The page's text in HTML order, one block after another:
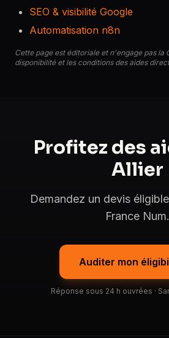
SEO & visibilité Google
Automatisation n8n
Cette page est éditoriale et n'engage pas la
disponibilité et les conditions des aides
Profitez des
Allier
Demandez un devis
France Num.
Auditer mon
Réponse sous 24 h ouvrées ·